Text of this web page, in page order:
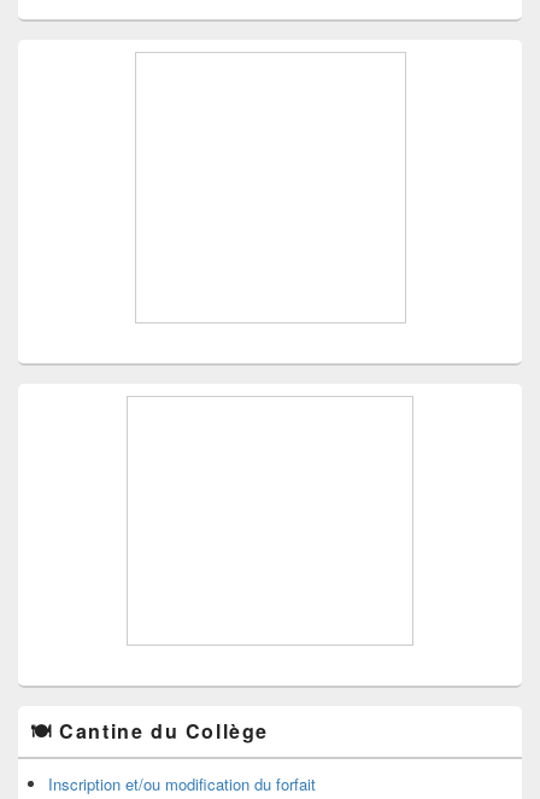
🍽️ Cantine du Collège
Inscription et/ou modification du forfait